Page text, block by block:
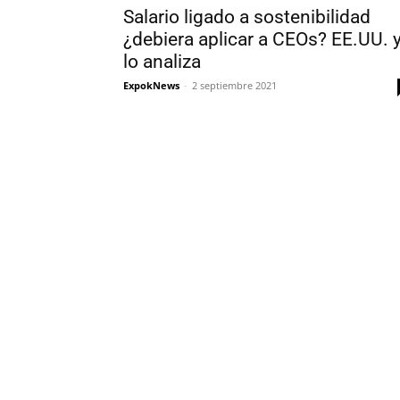
Salario ligado a sostenibilidad
¿debiera aplicar a CEOs? EE.UU.
lo analiza
ExpokNews - 2 septiembre 2021